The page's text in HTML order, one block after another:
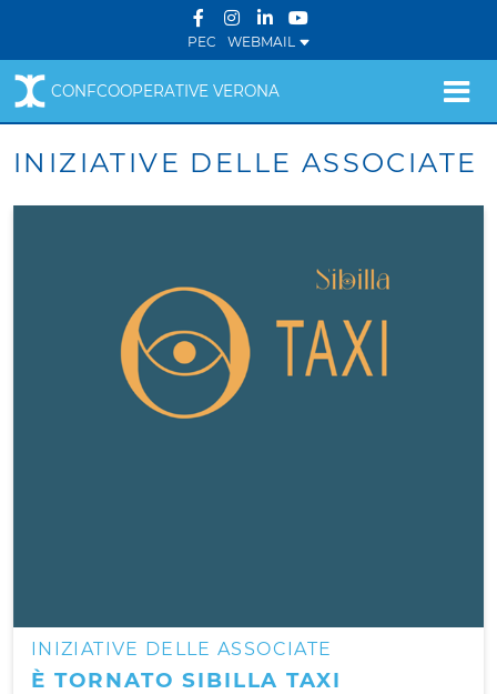
PEC WEBMAIL
CONFCOOPERATIVE VERONA
INIZIATIVE DELLE ASSOCIATE
INIZIATIVE DELLE ASSOCIATE
È TORNATO SIBILLA TAXI